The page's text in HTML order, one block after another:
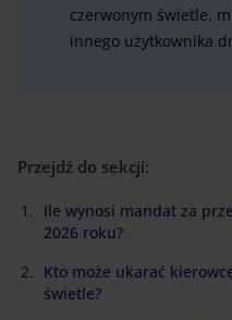
czerwonym świetle,
innego użytkownika
Przejdź do sekcji:
Ile wynosi mandat za
2026 roku?
Kto może ukarać
świetle?